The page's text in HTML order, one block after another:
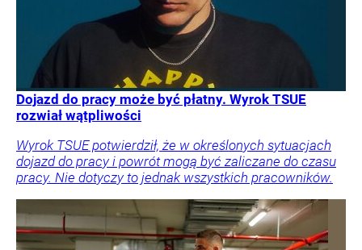
Dojazd do pracy może być płatny. Wyrok TSUE
rozwiał wątpliwości
Wyrok TSUE potwierdził, że w określonych sytuacjach
dojazd do pracy i powrót mogą być zaliczane do czasu
pracy. Nie dotyczy to jednak wszystkich pracowników.